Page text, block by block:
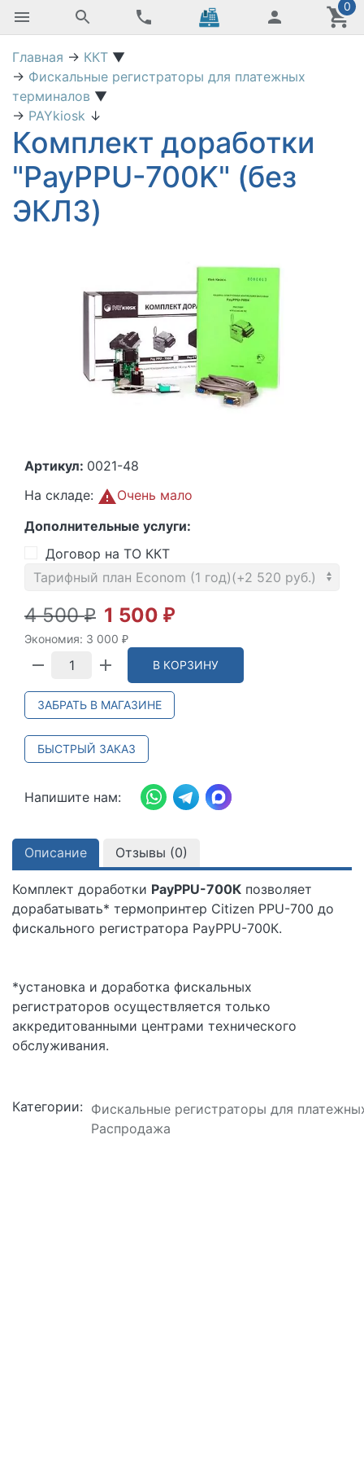
0
Главная → ККТ ▼
→ Фискальные регистраторы для платежных
терминалов ▼
→ PAYkiosk ↓
Комплект доработки
"PayPPU-700K" (без
ЭКЛЗ)
Артикул: 0021-48
На складе:
Очень мало
Дополнительные услуги:
Договор на ТО ККТ
4 500₽ 1 500 ₽
Экономия: 3 000 ₽
В КОРЗИНУ
ЗАБРАТЬ В МАГАЗИНЕ
БЫСТРЫЙ ЗАКАЗ
Напишите нам:
Описание Отзывы (0)
Комплект доработки PayPPU-700К позволяет
дорабатывать* термопринтер Citizen PPU-700 до
фискального регистратора PayPPU-700К.
*установка и доработка фискальных
регистраторов осуществляется только
аккредитованными центрами технического
обслуживания.
Категории: Фискальные регистраторы для
Распродажа